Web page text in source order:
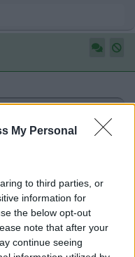
My Personal
to third parties, or
information for
the below opt-out
note that after your
continue seeing
03/2023alle19:15:01
booster da tenere in
ho la corrente, per
poi ti viene il
fa il suo lavoro.
qualcosa con una